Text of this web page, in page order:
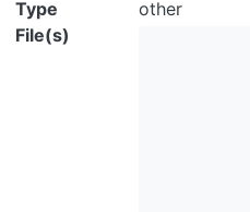
Type
other
File(s)